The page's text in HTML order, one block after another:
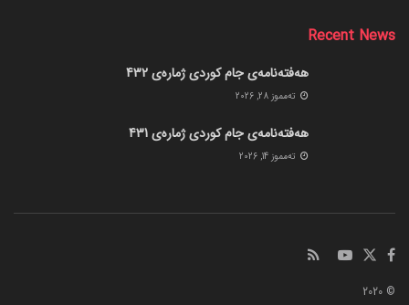
Recent News
هەفتەنامەی جام کوردی ژمارەی 432
ته‌مموز 28, 2026
هەفتەنامەی جام کوردی ژمارەی 431
ته‌مموز 14, 2026
© 2020